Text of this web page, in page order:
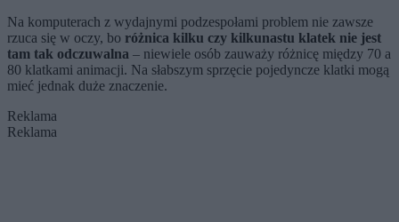
Na komputerach z wydajnymi podzespołami problem nie zawsze
rzuca się w oczy, bo różnica kilku czy kilkunastu klatek nie jest
tam tak odczuwalna – niewiele osób zauważy różnicę między 70 a
80 klatkami animacji. Na słabszym sprzęcie pojedyncze klatki mogą
mieć jednak duże znaczenie.
Reklama
Reklama